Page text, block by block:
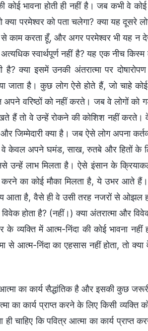
की कोई भावना होती ही नहीं है। जब कभी वे
क्या परमेश्वर को पता चलेगा? क्या यह दूसरे
काम करता हूँ, और अगर परमेश्वर भी यह न
स्वार्थपूर्ण नहीं है? यह एक नीच
है? क्या इसमें उनकी अंतरात्मा पर
जाता है। कुछ लोग ऐसे होते हैं, जो चाहे
अपने वरिष्ठों को नहीं करते। जब वे लोगों
हैं तो वे उन्हें रोकने की कोशिश नहीं करते।
जिम्मेदारी क्या है। जब ऐसे लोग अपना
वे केवल अपने घमंड, साख, रुतबे और हितों के
उन्हें लाभ मिलता है। ऐसे इंसान के
करने का कोई मौका मिलता है, ये उभर आते
आता है, वैसे ही वे उसी तरह नजरों से ओझल
होता है? (नहीं।) क्या अंतरात्मा और
के व्यक्ति में आत्म-निंदा की कोई भावना नहीं
से आत्म-निंदा का एहसास नहीं होता, तो
का कार्य सैद्धांतिक है और इसकी कुछ
का कार्य प्राप्त करने के लिए किसी व्यक्ति
ही चाहिए कि पवित्र आत्मा का कार्य